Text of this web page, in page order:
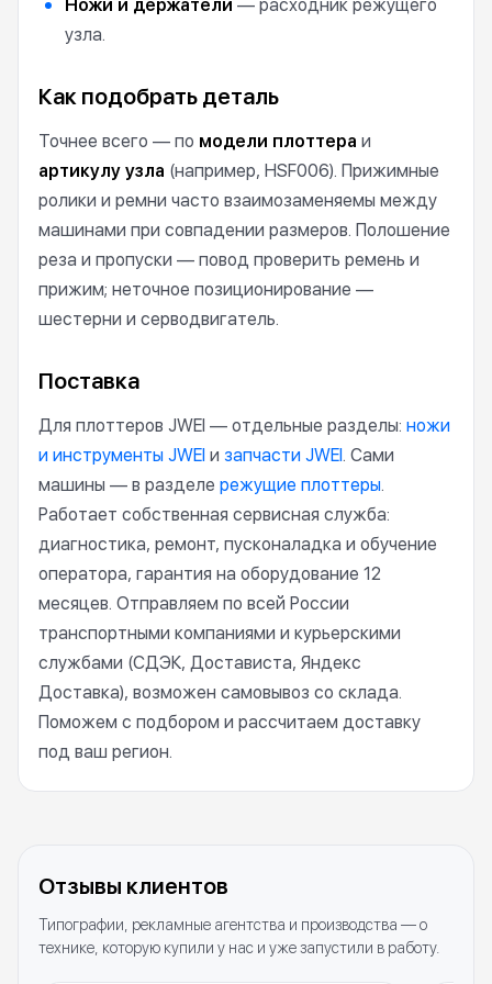
Ножи и держатели — расходник режущего
узла.
Как подобрать деталь
Точнее всего — по модели плоттера и
артикулу узла (например, HSF006). Прижимные
ролики и ремни часто взаимозаменяемы между
машинами при совпадении размеров. Полошение
реза и пропуски — повод проверить ремень и
прижим; неточное позиционирование —
шестерни и серводвигатель.
Поставка
Для плоттеров JWEI — отдельные разделы: ножи
и инструменты JWEI и запчасти JWEI. Сами
машины — в разделе режущие плоттеры.
Работает собственная сервисная служба:
диагностика, ремонт, пусконаладка и обучение
оператора, гарантия на оборудование 12
месяцев. Отправляем по всей России
транспортными компаниями и курьерскими
службами (СДЭК, Достависта, Яндекс
Доставка), возможен самовывоз со склада.
Поможем с подбором и рассчитаем доставку
под ваш регион.
Отзывы клиентов
Типографии, рекламные агентства и производства — о
технике, которую купили у нас и уже запустили в работу.